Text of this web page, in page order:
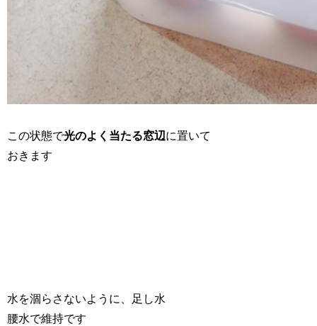
この状態で光のよく当たる窓辺に置いて
おきます
水を涸らさないように、足し水
腰水で維持です